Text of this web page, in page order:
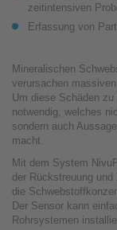
zeitintensiven
Erfassung von
Mineralischen
verursachen
Um diese Schäden
notwendig, welches
sondern auch
macht.
Mit dem System
der Rückstreuung
die
Der Sensor kann
Rohrsystemen